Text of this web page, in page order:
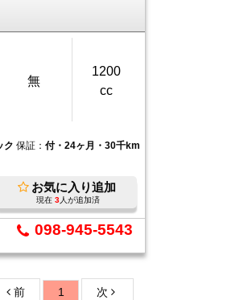
無
1200
cc
ク 保証： 付・24ヶ月・30千km
お気に入り追加
現在 3人が追加済
098-945-5543
前 1 次